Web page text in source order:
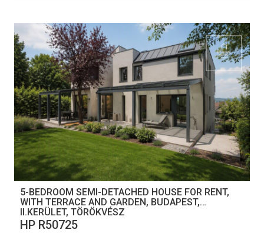
5-BEDROOM SEMI-DETACHED HOUSE FOR RENT,
WITH TERRACE AND GARDEN, BUDAPEST,
II.KERÜLET, TÖRÖKVÉSZ
НР R50725